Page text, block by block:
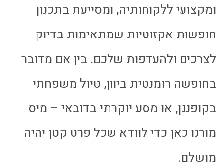
ומקצועי ללקוחותיה, ומסייעת בתכנון
חופשות אקזוטיות שמתאימות בדיוק
לצרכים ולהעדפות שלכם. בין אם מדובר
בחופשה רומנטית ביוון, טיול משפחתי
בקופנגן, או מסע יוקרתי בדובאי – מיס
מורנו כאן כדי לוודא שכל פרט קטן יהיה
מושלם.